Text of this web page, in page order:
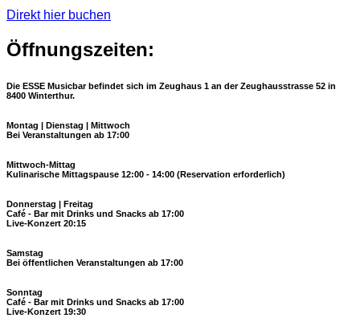
Direkt hier buchen
Öffnungszeiten:
Die ESSE Musicbar befindet sich im Zeughaus 1 an derZeughausstrasse 52 in
8400 Winterthur.
Montag | Dienstag | Mittwoch
Bei Veranstaltungen ab 17:00
Mittwoch-Mittag
Kulinarische Mittagspause 12:00 - 14:00 (Reservation erforderlich)
Donnerstag | Freitag
Café - Bar mit Drinks und Snacks ab 17:00
Live-Konzert 20:15
Samstag
Bei öffentlichen Veranstaltungen ab 17:00
Sonntag
Café - Bar mit Drinks und Snacks ab 17:00
Live-Konzert 19:30